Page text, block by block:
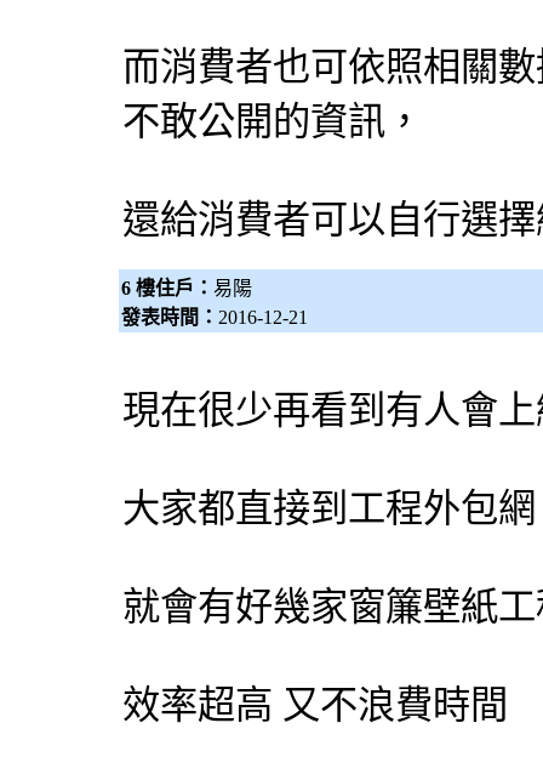
而消費者也可依照相關
不敢公開的資訊，
還給消費者可以自行選
6 樓住戶： 易陽
發表時間： 2016-12-21
現在很少再看到有人會
大家都直接到工程外包網
就會有好幾家窗簾壁紙
效率超高 又不浪費時間